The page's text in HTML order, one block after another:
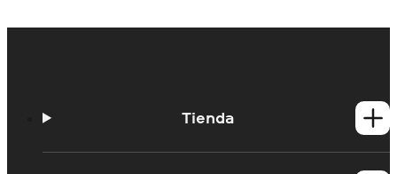
Tienda